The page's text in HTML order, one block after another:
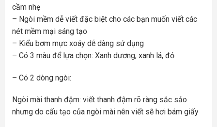
cầm nhẹ
– Ngòi mềm dễ viết đặc biệt cho các bạn muốn viết các
nét mềm mại sáng tạo
– Kiểu bơm mực xoáy dễ dàng sử dụng
– Có 3 màu để lựa chọn: Xanh dương, xanh lá, đỏ
– Có 2 dòng ngòi:
Ngòi mài thanh đậm: viết thanh đậm rõ ràng sắc sảo
nhưng do cấu tạo của ngòi mài nên viết sẽ hơi bám giấy